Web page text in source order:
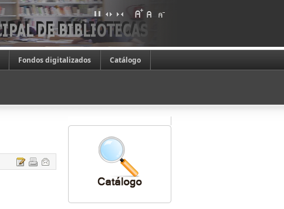
Fondos digitalizados Catálogo